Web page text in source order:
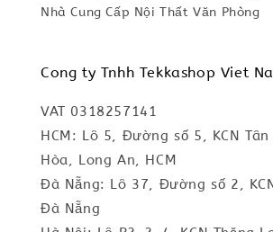
Nhà Cung Cấp Nội Thất Văn Phòng
Cong ty Tnhh Tekkashop Viet
VAT 0318257141
HCM: Lô 5, Đường số 5, KCN
Hòa, Long An, HCM
Đà Nẵng: Lô 37, Đường số 2,
Đà Nẵng